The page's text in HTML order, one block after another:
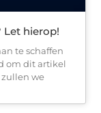
Let hierop!
te schaffen
om dit artikel
we